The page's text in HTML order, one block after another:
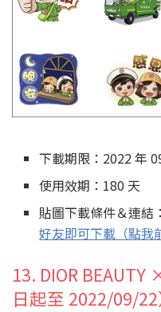
下載期限：2022 年
使用效期：180 天
貼圖下載條件＆連結：
好友即可下載（點我
13. DIOR
日起至 2022/09/22